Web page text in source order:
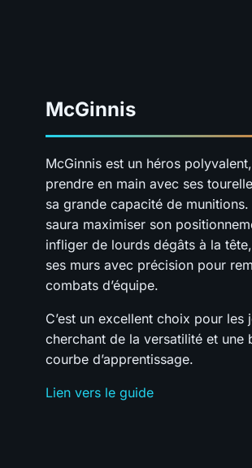
McGinnis
McGinnis est un héros
prendre en main avec ses
sa grande capacité de
saura maximiser son
infliger de lourds dégâts à la
ses murs avec précision pour
combats d’équipe.
C’est un excellent choix pour les
cherchant de la versatilité et une
courbe d’apprentissage.
Lien vers le guide